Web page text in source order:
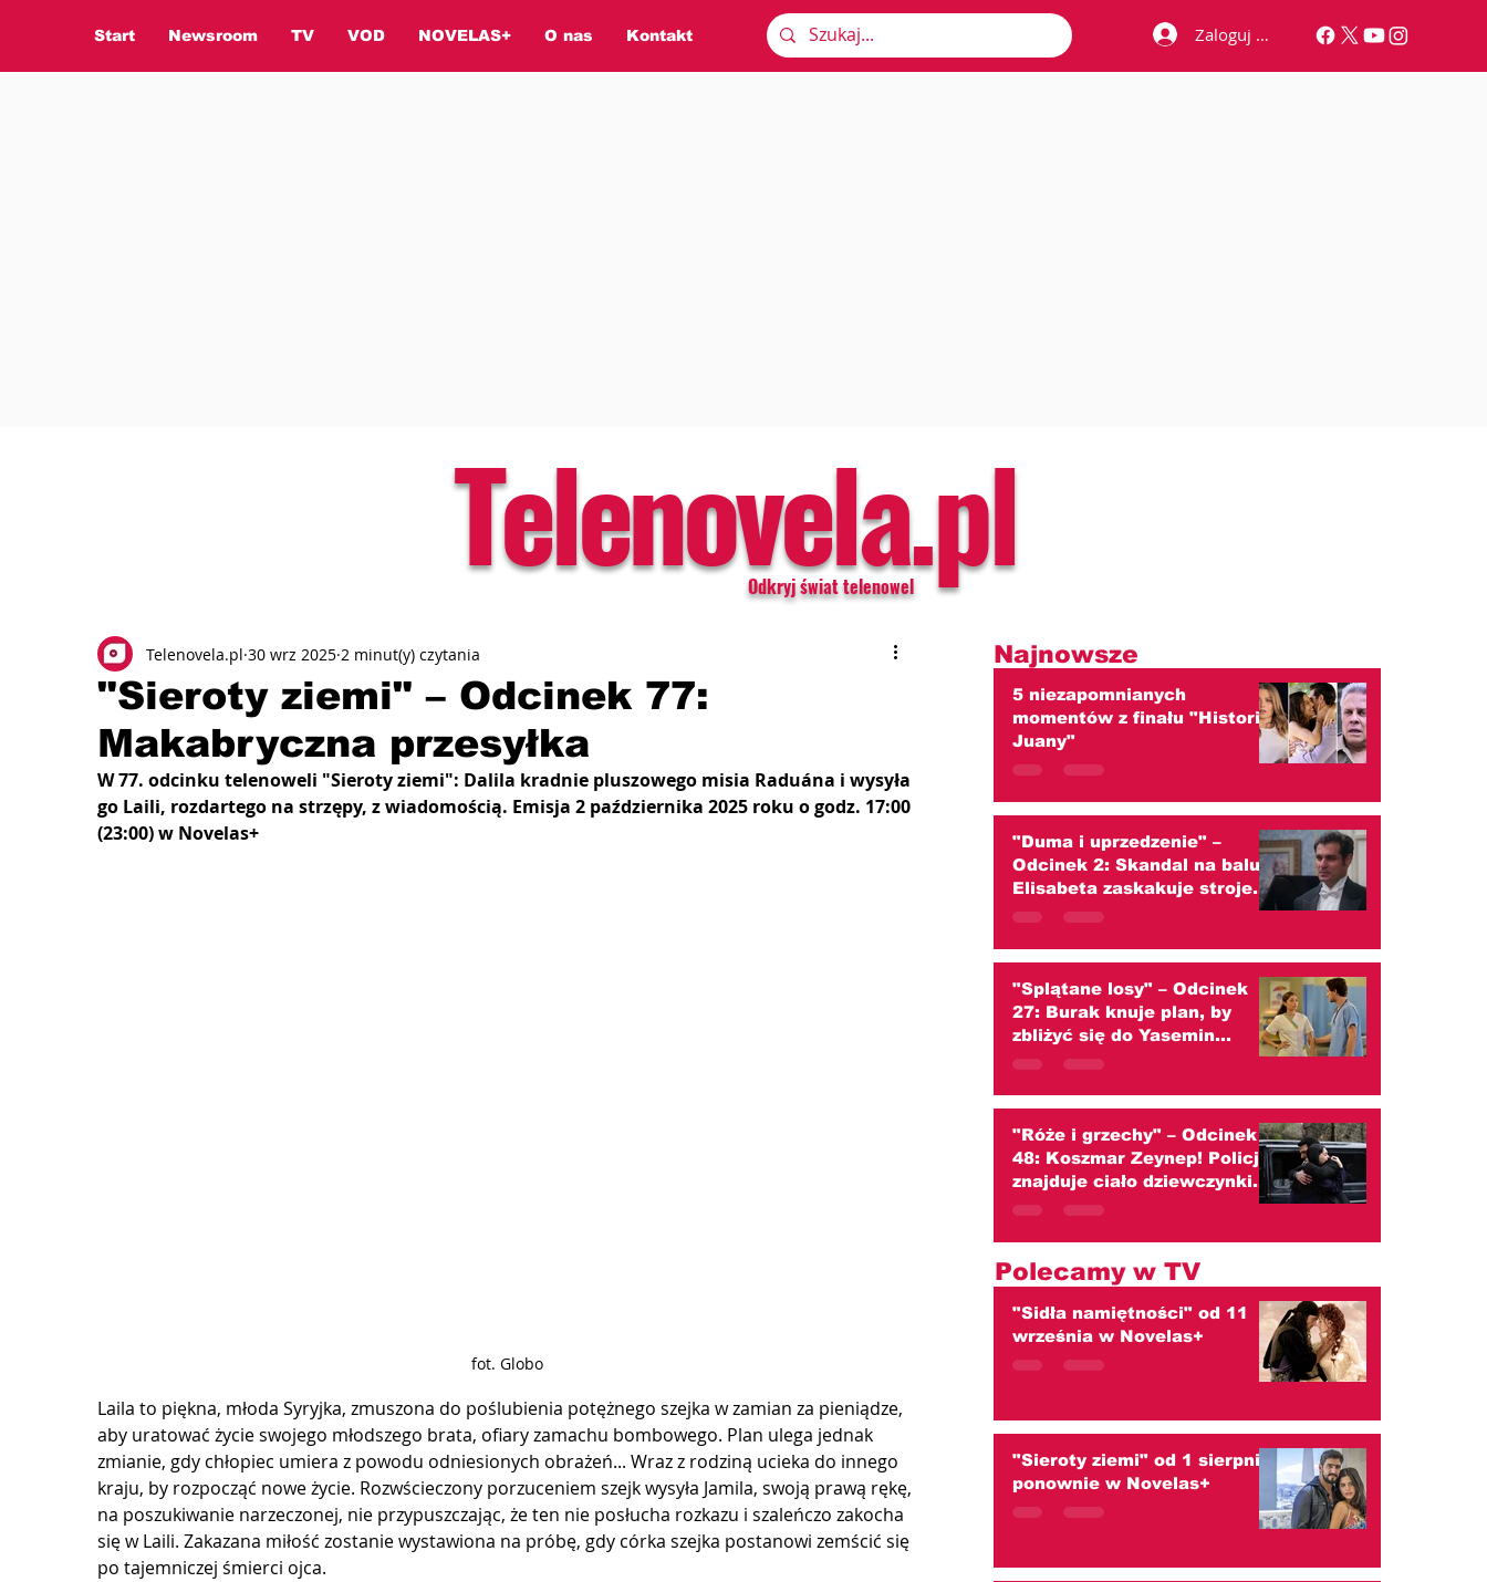
Start Newsroom TV VOD NOVELAS+ O nas Kontakt Zaloguj się
Telenovela.pl
Odkryj świat telenowel
"Sieroty ziemi" – Odcinek 77:
Makabryczna przesyłka
Telenovela.pl 30 wrz 2025 2 minut(y) czytania
W 77. odcinku telenoweli "Sieroty ziemi": Dalila kradnie pluszowego misia Raduána i wysyła
go Laili, rozdartego na strzępy, z wiadomością. Emisja 2 października 2025 roku o godz. 17:00
(23:00) w Novelas+
fot. Globo
Laila to piękna, młoda Syryjka, zmuszona do poślubienia potężnego szejka w zamian za pieniądze,
aby uratować życie swojego młodszego brata, ofiary zamachu bombowego. Plan ulega jednak
zmianie, gdy chłopiec umiera z powodu odniesionych obrażeń... Wraz z rodziną ucieka do innego
kraju, by rozpocząć nowe życie. Rozwścieczony porzuceniem szejk wysyła Jamila, swoją prawą rękę,
na poszukiwanie narzeczonej, nie przypuszczając, że ten nie posłucha rozkazu i szaleńczo zakocha
się w Laili. Zakazana miłość zostanie wystawiona na próbę, gdy córka szejka postanowi zemścić się
po tajemniczej śmierci ojca.
Najnowsze
5 niezapomnianych
momentów z finału "Historii
Juany"
"Duma i uprzedzenie" –
Odcinek 2: Skandal na balu!
Elisabeta zaskakuje strojem
i ściera się z Darcym
"Splątane losy" – Odcinek
27: Burak knuje plan, by
zbliżyć się do Yasemin
(streszczenie)
"Róże i grzechy" – Odcinek
48: Koszmar Zeynep! Policja
znajduje ciało dziewczynki.
Czy to Kader? (streszczenie)
Polecamy w TV
"Sidła namiętności" od 11
września w Novelas+
"Sieroty ziemi" od 1 sierpnia
ponownie w Novelas+